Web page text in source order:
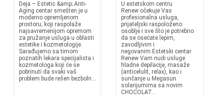
Deja – Estetic &amp; Anti-
Aging centar smešten je u
moderno opremljenom
prostoru, koji raspolaže
najsavremenijom opremom
za pružanje usluga u oblasti
estetike i kozmetologije.
Sarađujemo sa timom
poznatih lekara specijalista i
kozmetologa koji će se
pobrinuti da svaki vaš
problem bude rešen bezboln...
U estetskom centru
Renew očekuje Vas
profesionalna usluga,
prijateljski raspoloženo
osoblje i sve što je potrebno
da se osećate lepim,
zavodljivim i
negovanim.Estetski centar
Renew Vam nudi usluge
hladne depilacije, masaže
(anticelulit, relax), kao i
sunčanje u Megasun
solarijumima sa novim
CHOCOLAT...